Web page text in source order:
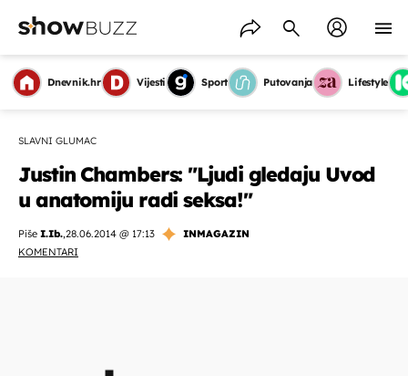
Dnevnik.hr Vijesti Sport Putovanja Lifestyle
SLAVNI GLUMAC
Justin Chambers: "Ljudi gledaju Uvod
u anatomiju radi seksa!"
Piše I.Ib.,28.06.2014 @ 17:13
INMAGAZIN
KOMENTARI